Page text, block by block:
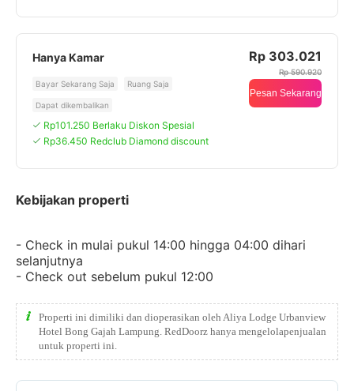
Hanya Kamar
Bayar Sekarang Saja Ruang Saja
Dapat dikembalikan
Rp101.250 Berlaku Diskon Spesial
Rp36.450 Redclub Diamond discount
Rp 303.021
Rp 590.920
Pesan Sekarang
Kebijakan properti
- Check in mulai pukul 14:00 hingga 04:00 dihari
selanjutnya
- Check out sebelum pukul 12:00
Properti ini dimiliki dan dioperasikan oleh Aliya Lodge Urbanview
Hotel Bong Gajah Lampung. RedDoorz hanya mengelolapenjualan
untuk properti ini.